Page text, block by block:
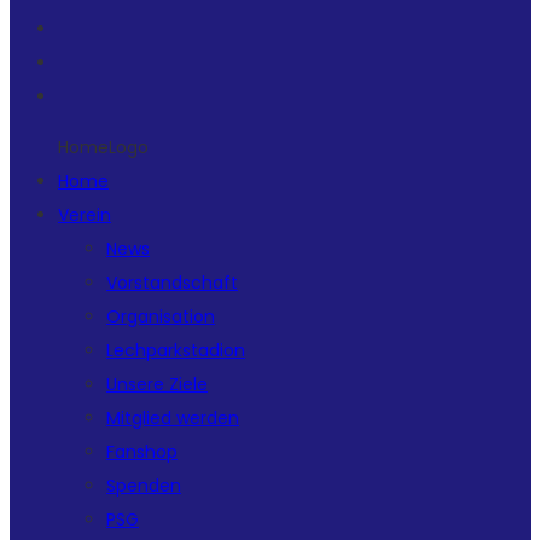
HomeLogo
Home
Verein
News
Vorstandschaft
Organisation
Lechparkstadion
Unsere Ziele
Mitglied werden
Fanshop
Spenden
PSG